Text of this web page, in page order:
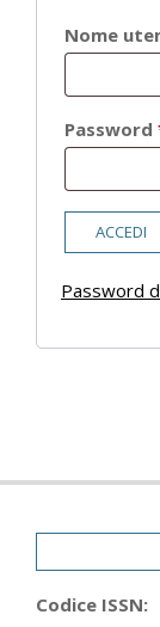
Nome
Password
ACCEDI
Password
05-
Codice ISSN: